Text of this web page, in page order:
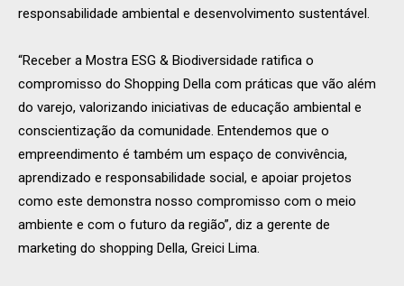
responsabilidade ambiental e desenvolvimento sustentável.
“Receber a Mostra ESG & Biodiversidade ratifica o
compromisso do Shopping Della com práticas que vão além
do varejo, valorizando iniciativas de educação ambiental e
conscientização da comunidade. Entendemos que o
empreendimento é também um espaço de convivência,
aprendizado e responsabilidade social, e apoiar projetos
como este demonstra nosso compromisso com o meio
ambiente e com o futuro da região”, diz a gerente de
marketing do shopping Della, Greici Lima.